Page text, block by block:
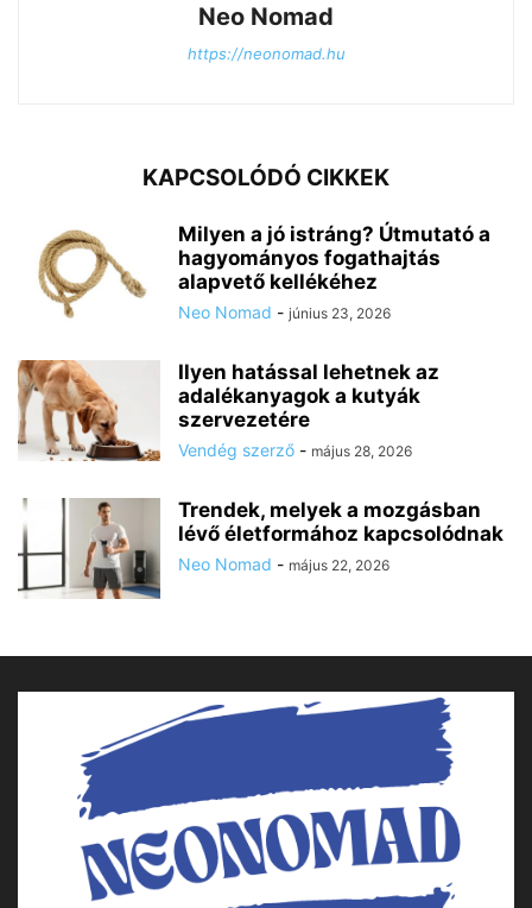
Neo Nomad
https://neonomad.hu
KAPCSOLÓDÓ CIKKEK
Milyen a jó istráng? Útmutató a
hagyományos fogathajtás
alapvető kellékéhez
Neo Nomad - június 23, 2026
Ilyen hatással lehetnek az
adalékanyagok a kutyák
szervezetére
Vendég szerző - május 28, 2026
Trendek, melyek a mozgásban
lévő életformához kapcsolódnak
Neo Nomad - május 22, 2026